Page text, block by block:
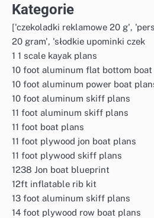
Kategorie
['czekoladki reklamowe 20 g',
20 gram', 'słodkie upominki czek
1 1 scale kayak plans
10 foot aluminum flat bottom
10 foot aluminum power boat
10 foot aluminum skiff plans
11 foot aluminum skiff plans
11 foot boat plans
11 foot plywood jon boat plans
11 foot plywood skiff plans
1238 Jon boat blueprint
12ft inflatable rib kit
13 foot aluminum skiff plans
14 foot plywood row boat plans